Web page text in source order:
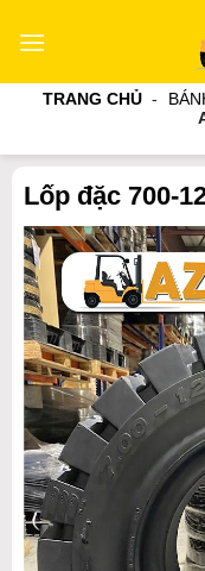
qua
TRANG CHỦ -
Lốp đặc 700-